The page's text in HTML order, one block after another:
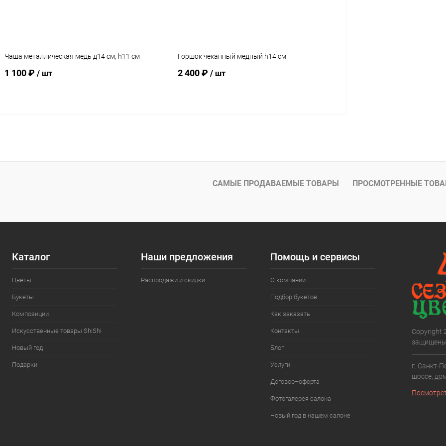
Чаша металлическая медь д14 см, h11 см
1 100 ₽ / шт
Горшок чеканный медный h14 см
2 400 ₽ / шт
САМЫЕ ПРОДАВАЕМЫЕ ТОВАРЫ ПРОСМОТРЕННЫЕ
Каталог
Цветы
Букеты
Композиции
Искусственные товары ShiShi
Новый год
Подарки
Наши предложения
Распродажи и скидки
Помощь и сервисы
О компании
Подбор букетов
Как заказать
Контакты
Блог
Услуги
Договор–оферта
Фотогалерея салона
Новый год в нашем салоне
Copyright
г. Санкт-
шоссе,